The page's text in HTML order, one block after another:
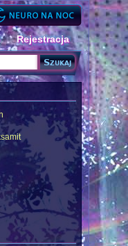
Rejestracja
wyszukiwania